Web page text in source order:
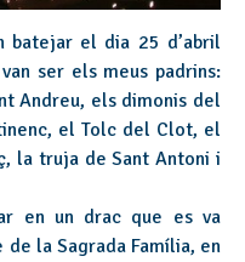
batejar el dia 25 d’abril
ser els meus padrins:
Andreu, els dimonis del
el Tolc del Clot, el
la truja de Sant Antoni i
en un drac que es va
la Sagrada Família, en